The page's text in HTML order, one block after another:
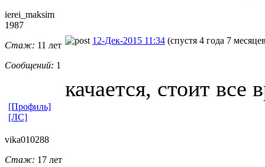
ierei_maksim
1987
Стаж: 11 лет
Сообщений: 1
12-Дек-2015 11:34 (спустя 4 года 7
качается, стоит все
[Профиль]
[ЛС]
vika010288
Стаж: 17 лет